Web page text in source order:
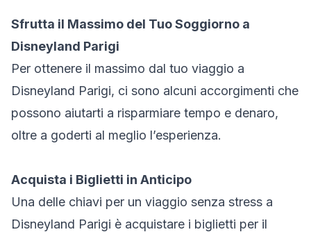
Sfrutta il Massimo del Tuo Soggiorno a
Disneyland Parigi
Per ottenere il massimo dal tuo viaggio a
Disneyland Parigi, ci sono alcuni accorgimenti che
possono aiutarti a risparmiare tempo e denaro,
oltre a goderti al meglio l’esperienza.
Acquista i Biglietti in Anticipo
Una delle chiavi per un viaggio senza stress a
Disneyland Parigi è acquistare i biglietti per il